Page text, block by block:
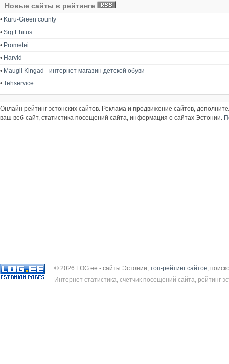
Новые сайты в рейтинге
• Kuru-Green county
• Srg Ehitus
• Prometei
• Harvid
• Maugli Kingad - интернет магазин детской обуви
• Tehservice
Онлайн рейтинг эстонских сайтов. Реклама и продвижение сайтов,
ваш веб-сайт, статистика посещений сайта, информация о сайтах Эстонии.
© 2026 LOG.ee - сайты Эстонии, топ-рейтинг сайтов ,
Интернет статистика, счетчик посещений сайта, рейтинг